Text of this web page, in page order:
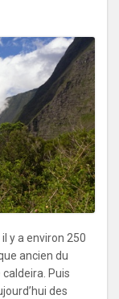
y a environ 250
ancien du
Puis
des